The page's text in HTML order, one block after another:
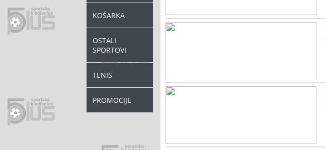
KOŠARKA
OSTALI
SPORTOVI
TENIS
PROMOCIJE